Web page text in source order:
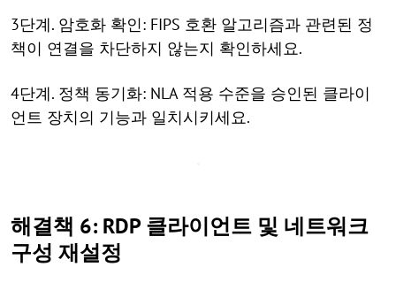
3단계. 암호화 확인: FIPS 호환 알고리즘과 관련된 정
책이 연결을 차단하지 않는지 확인하세요.
4단계. 정책 동기화: NLA 적용 수준을 승인된 클라이
언트 장치의 기능과 일치시키세요.
해결책 6: RDP 클라이언트 및 네트워크
구성 재설정